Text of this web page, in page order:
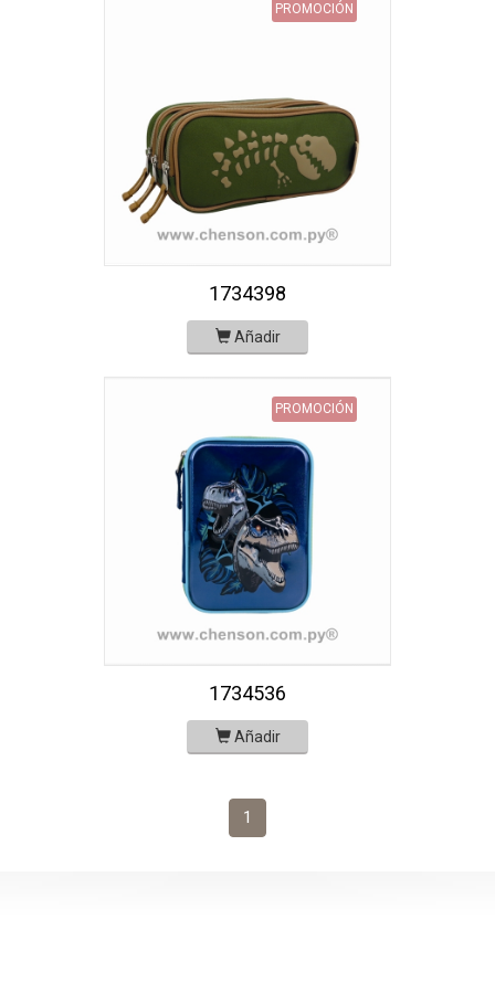
PROMOCIÓN
1734398
Añadir
PROMOCIÓN
1734536
Añadir
1